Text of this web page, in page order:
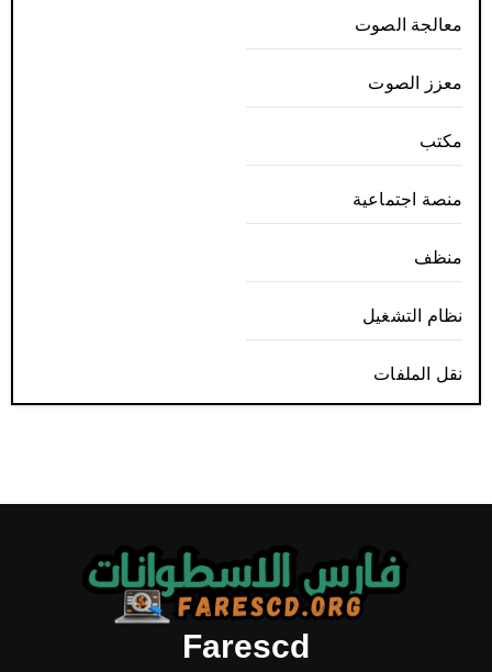
معالجة الصوت
معزز الصوت
مكتب
منصة اجتماعية
منظف
نظام التشغيل
نقل الملفات
Farescd